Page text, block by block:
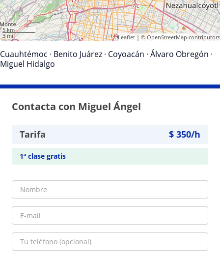
5 km
3 mi
Leaflet| ©OpenStreetMap contributors
Cuauhtémoc · Benito Juárez · Coyoacán · Álvaro Obregón ·
Miguel Hidalgo
Contacta con Miguel Ángel
Tarifa $ 350/h
1ª clase gratis